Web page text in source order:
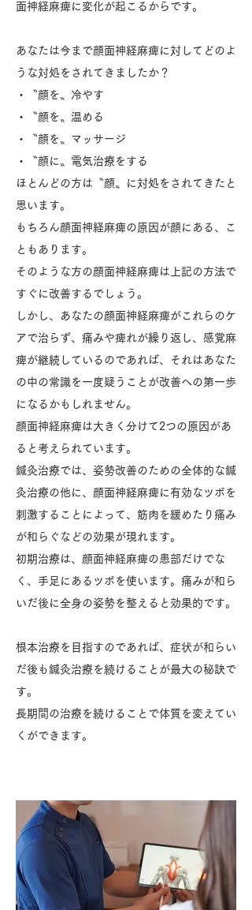
面神経麻痺に変化が起こるからです。
あなたは今まで顔面神経麻痺に対してどのよ
うな対処をされてきましたか？
・〝顔を〟冷やす
・〝顔を〟温める
・〝顔を〟マッサージ
・〝顔に〟電気治療をする
ほとんどの方は〝顔〟に対処をされてきたと
思います。
もちろん顔面神経麻痺の原因が顔にある、こ
ともあります。
そのような方の顔面神経麻痺は上記の方法で
すぐに改善するでしょう。
しかし、あなたの顔面神経麻痺がこれらのケ
アで治らず、痛みや痺れが繰り返し、感覚麻
痺が継続しているのであれば、それはあなた
の中の常識を一度疑うことが改善への第一歩
になるかもしれません。
顔面神経麻痺は大きく分けて2つの原因があ
ると考えられています。
鍼灸治療では、姿勢改善のための全体的な鍼
灸治療の他に、顔面神経麻痺に有効なツボを
刺激することによって、筋肉を緩めたり痛み
が和らぐなどの効果が現れます。
初期治療は、顔面神経麻痺の患部だけでな
く、手足にあるツボを使います。痛みが和ら
いだ後に全身の姿勢を整えると効果的です。
根本治療を目指すのであれば、症状が和らい
だ後も鍼灸治療を続けることが最大の秘訣で
す。
長期間の治療を続けることで体質を変えてい
くができます。